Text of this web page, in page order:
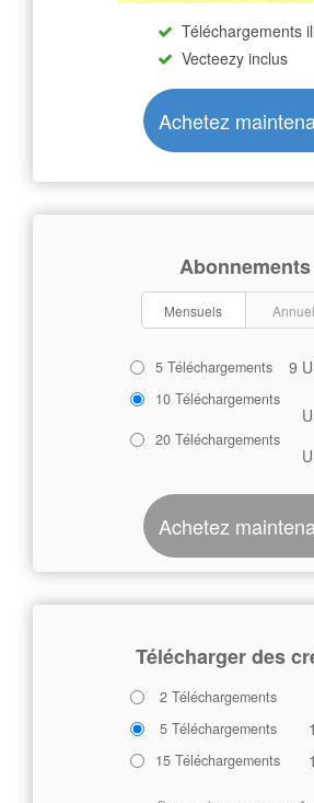
Téléchargements
Vecteezy inclus
Achetez
Abonnements
Mensuels
5 Téléchargements 9
10 Téléchargements
20 Téléchargements
Achetez
Télécharger des
2 Téléchargements
5 Téléchargements
15 Téléchargements